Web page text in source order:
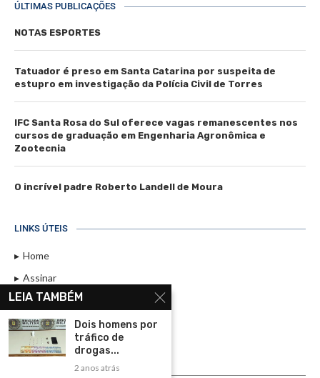
ÚLTIMAS PUBLICAÇÕES
NOTAS ESPORTES
Tatuador é preso em Santa Catarina por suspeita de
estupro em investigação da Polícia Civil de Torres
IFC Santa Rosa do Sul oferece vagas remanescentes nos
cursos de graduação em Engenharia Agronômica e
Zootecnia
O incrível padre Roberto Landell de Moura
LINKS ÚTEIS
Home
Assinar
Contato
Política de Privacidade
Rádio Maristela - Ao Vivo
LEIA TAMBÉM
Dois homens por
tráfico de
drogas...
2 anos atrás